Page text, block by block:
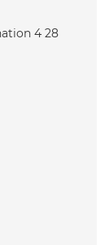
4 28